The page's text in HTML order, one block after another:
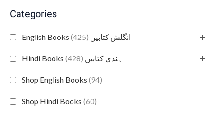
Categories
English Books انگلش کتابیں (425) +
Hindi Books ہندی کتابیں (428) +
Shop English Books (94)
Shop Hindi Books (60)